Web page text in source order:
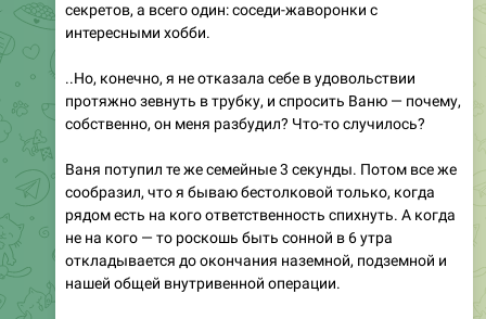
секретов, а всего один: соседи-жаворонки с
интересными хобби.
..Но, конечно, я не отказала себе в удовольствии
протяжно зевнуть в трубку, и спросить Ваню — почему,
собственно, он меня разбудил? Что-то случилось?
Ваня потупил те же семейные 3 секунды. Потом все же
сообразил, что я бываю бестолковой только, когда
рядом есть на кого ответственность спихнуть. А когда
не на кого — то роскошь быть сонной в 6 утра
откладывается до окончания наземной, подземной и
нашей общей внутривенной операции.